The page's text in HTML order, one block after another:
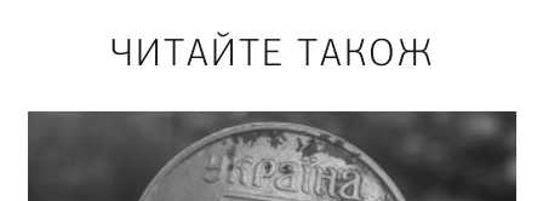
ЧИТАЙТЕ ТАКОЖ